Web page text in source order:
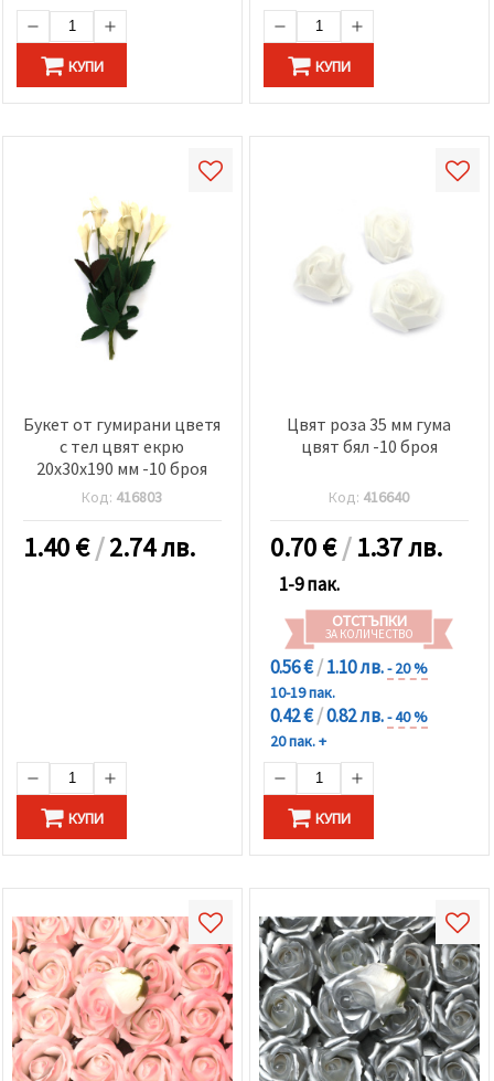
КУПИ КУПИ
Букет от гумирани цветя
с тел цвят екрю
20x30x190 мм -10 броя
Код: 416803
1.40€/2.74 лв.
КУПИ
Цвят роза 35 мм гума
цвят бял -10 броя
Код: 416640
0.70€/1.37 лв.
1-9 пак.
ОТСТЪПКИ
ЗА КОЛИЧЕСТВО
0.56 €/1.10 лв.- 20 %
10-19 пак.
0.42 €/0.82 лв.- 40 %
20 пак. +
КУПИ